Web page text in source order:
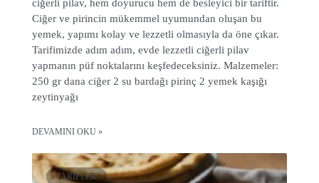
ciğerli pilav, hem doyurucu hem de besleyici bir tariftir.
Ciğer ve pirincin mükemmel uyumundan oluşan bu
yemek, yapımı kolay ve lezzetli olmasıyla da öne çıkar.
Tarifimizde adım adım, evde lezzetli ciğerli pilav
yapmanın püf noktalarını keşfedeceksiniz. Malzemeler:
250 gr dana ciğer 2 su bardağı pirinç 2 yemek kaşığı
zeytinyağı
DEVAMINI OKU »
TARIFLER